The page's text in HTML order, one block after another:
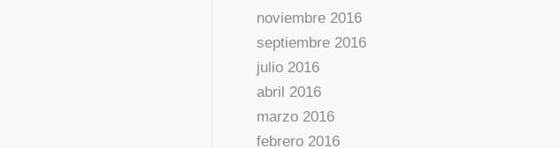
noviembre 2016
septiembre 2016
julio 2016
abril 2016
marzo 2016
febrero 2016